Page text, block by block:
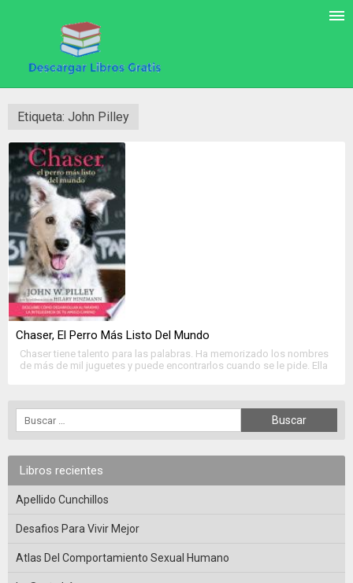
Etiqueta: John Pilley
Chaser, El Perro Más Listo Del Mundo
Chaser tiene talento para las palabras. Ha memorizado los nombres
de más de mil juguetes y puede encontrarlos cuando se le pide. Ella
comportamientos por imitación. El método de […]
Libros recientes
Apellido Cunchillos
Desafios Para Vivir Mejor
Atlas Del Comportamiento Sexual Humano